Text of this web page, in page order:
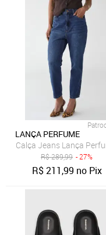
LANÇA PERFUME
Calça Jeans Lança
R$289,99 - 27%
R$211,99 no Pix